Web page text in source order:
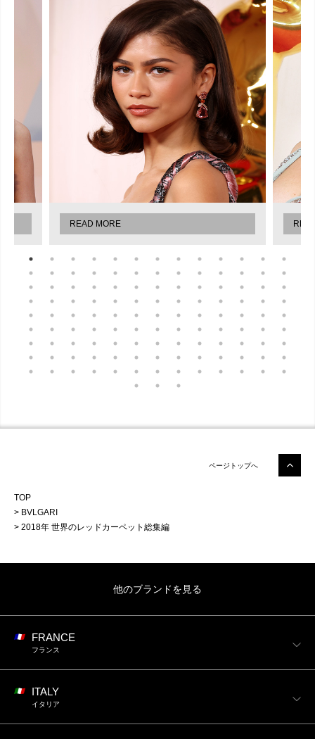
READ MORE
ページトップへ
TOP
BVLGARI
2018年 世界のレッドカーペット総集編
他のブランドを見る
FRANCE
フランス
ITALY
イタリア